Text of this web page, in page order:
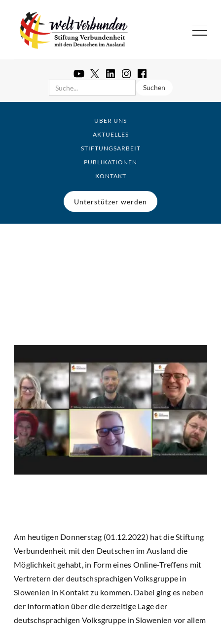
ÜBER UNS
AKTUELLES
STIFTUNGSARBEIT
PUBLIKATIONEN
KONTAKT
Unterstützer werden
Am heutigen Donnerstag (01.12.2022) hat die Stiftung
Verbundenheit mit den Deutschen im Ausland die
Möglichkeit gehabt, in Form eines Online-Treffens mit
Vertretern der deutschsprachigen Volksgruppe in
Slowenien in Kontakt zu kommen. Dabei ging es neben
der Information über die derzeitige Lage der
deutschsprachigen Volksgruppe in Slowenien vor allem